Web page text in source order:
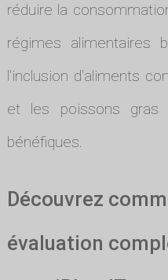
réduire la
régimes alimentaires
l'inclusion d'aliments
et les poissons gras
bénéfiques.
Découvrez
évaluation